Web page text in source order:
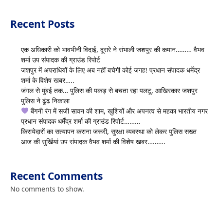
Recent Posts
एक अधिकारी को भावभीनी विदाई, दूसरे ने संभाली जशपुर की कमान……… वैभव
शर्मा उप संपादक की ग्राउंड रिपोर्ट
जशपुर में अपराधियों के लिए अब नहीं बचेगी कोई जगह! प्रधान संपादक धर्मेंद्र
शर्मा के विशेष खबर…..
जंगल से मुंबई तक… पुलिस की पकड़ से बचता रहा पलटू, आखिरकार जशपुर
पुलिस ने ढूंढ निकाला
बैंगनी रंग में सजी सावन की शाम, खुशियों और अपनत्व से महका भारतीय नगर
प्रधान संपादक धर्मेंद्र शर्मा की ग्राउंड रिपोर्ट………
किरायेदारों का सत्यापन कराना जरूरी, सुरक्षा व्यवस्था को लेकर पुलिस सख्त
आज की सुर्खियां उप संपादक वैभव शर्मा की विशेष खबर……….
Recent Comments
No comments to show.